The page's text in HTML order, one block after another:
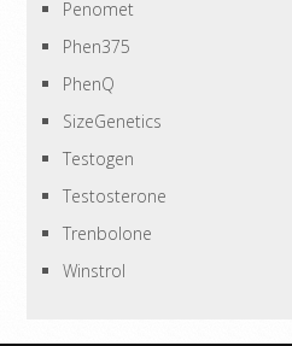
Penomet
Phen375
PhenQ
SizeGenetics
Testogen
Testosterone
Trenbolone
Winstrol